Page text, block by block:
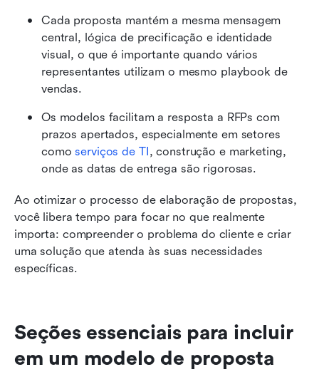
Cada proposta mantém a mesma mensagem
central, lógica de precificação e identidade
visual, o que é importante quando vários
representantes utilizam o mesmo playbook de
vendas.
Os modelos facilitam a resposta a RFPs com
prazos apertados, especialmente em setores
como serviços de TI, construção e marketing,
onde as datas de entrega são rigorosas.
Ao otimizar o processo de elaboração de propostas,
você libera tempo para focar no que realmente
importa: compreender o problema do cliente e criar
uma solução que atenda às suas necessidades
específicas.
Seções essenciais para incluir
em um modelo de proposta